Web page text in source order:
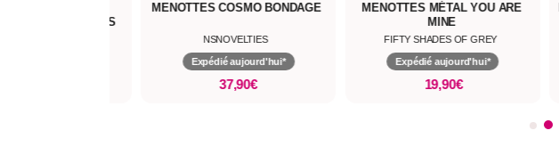
ARM RESTRAINTS
MENOTTES COSMO BONDAGE
NSNOVELTIES
Expédié aujourd'hui*
37,90€
MENOTTES MÉTAL YOU ARE
MINE
FIFTY SHADES OF GREY
Expédié aujourd'hui*
19,90€